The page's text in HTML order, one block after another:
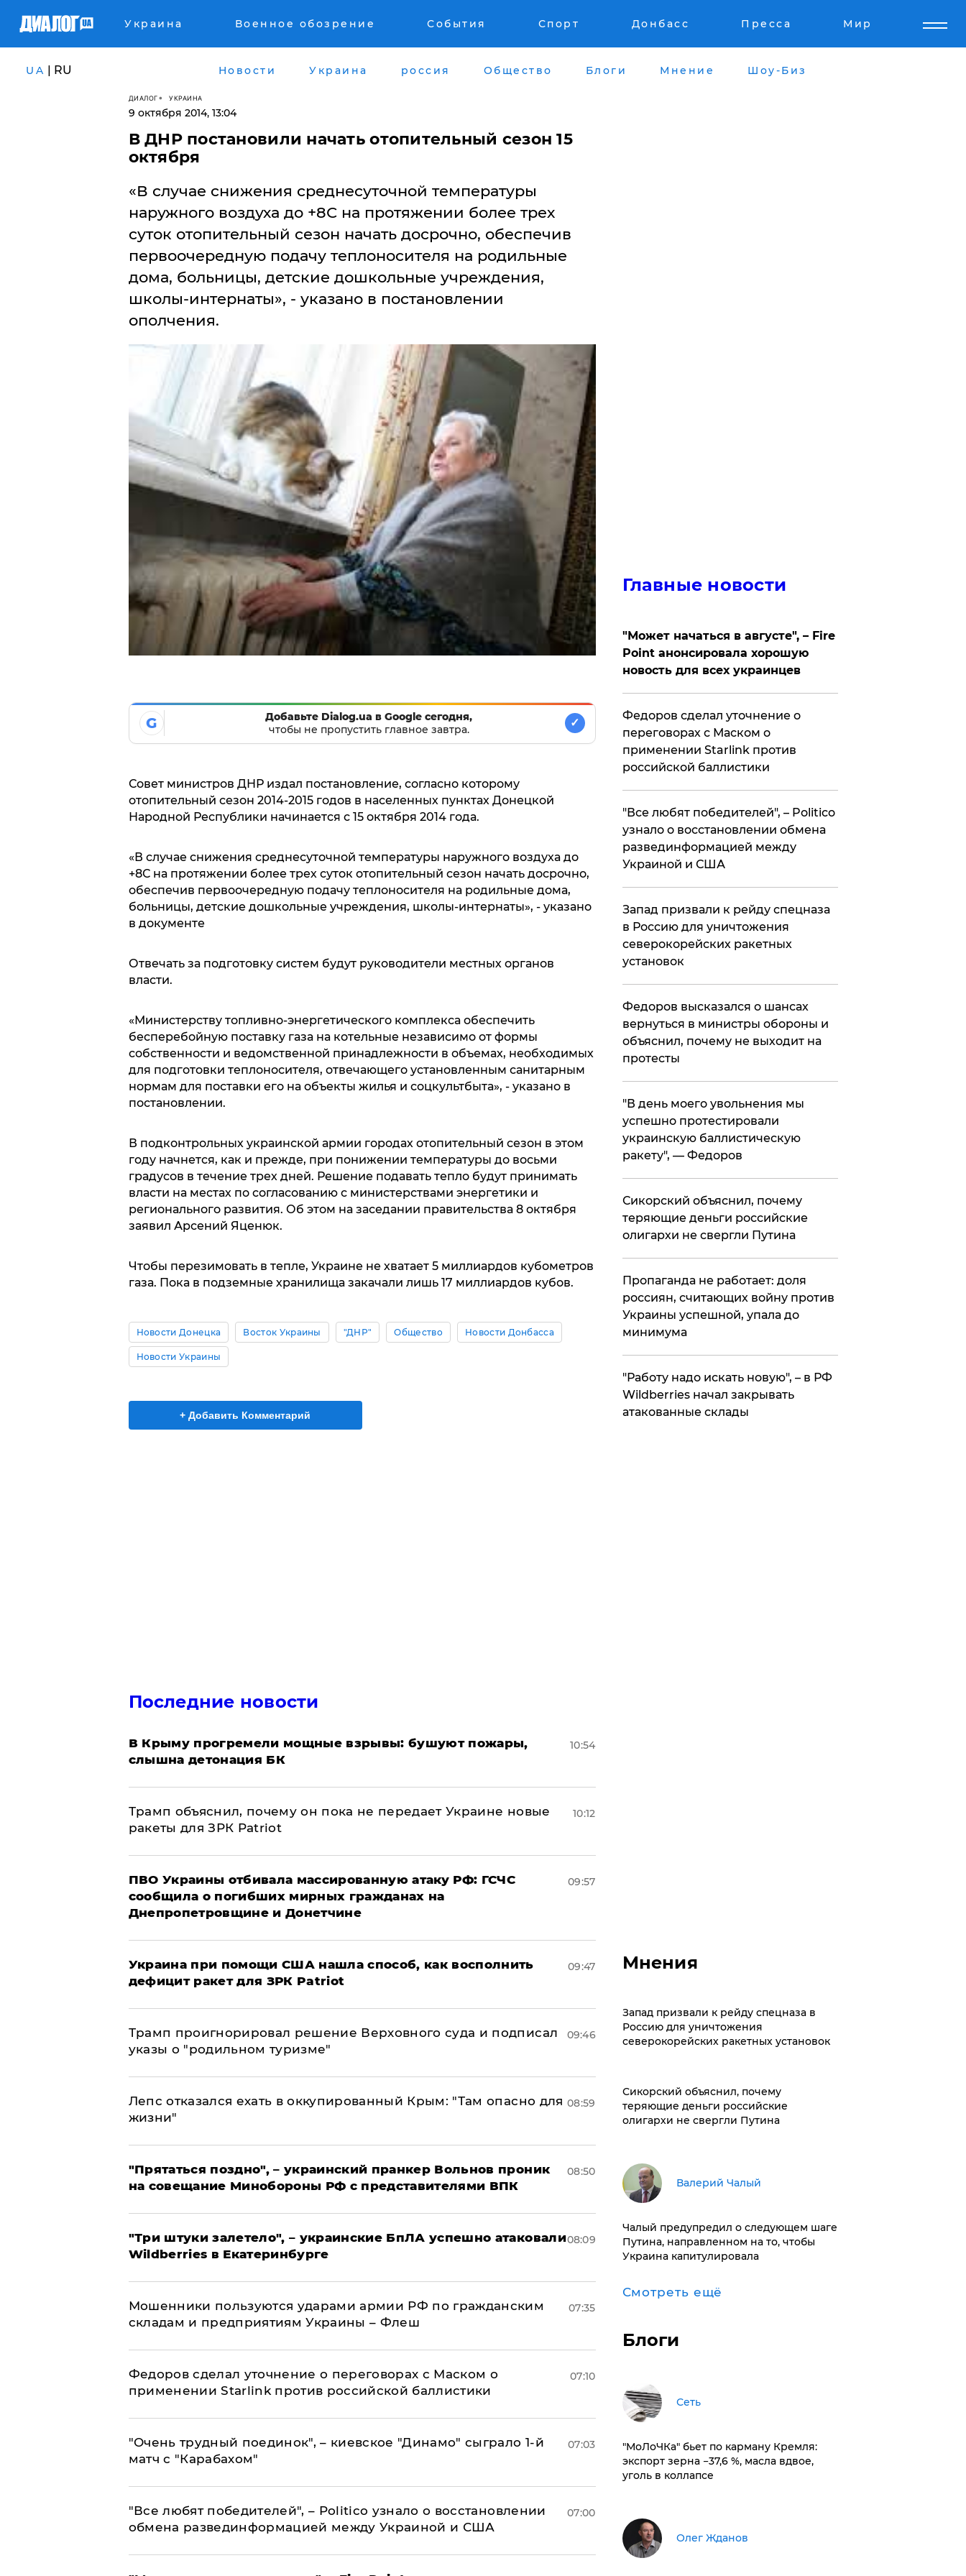
Украина Военное обозрение События Спорт Донбасс Пресса Мир
UA | RU Новости Украина россия Общество Блоги Мнение Шоу-Биз
ДИАЛОГ УКРАИНА
9 октября 2014, 13:04
​В ДНР постановили начать отопительный сезон 15
октября
«В случае снижения среднесуточной температуры
наружного воздуха до +8С на протяжении более трех
суток отопительный сезон начать досрочно, обеспечив
первоочередную подачу теплоносителя на родильные
дома, больницы, детские дошкольные учреждения,
школы-интернаты», - указано в постановлении
ополчения.
G
Добавьте Dialog.ua в Google сегодня,
чтобы не пропустить главное завтра.
✓
Совет министров ДНР издал постановление, согласно которому
отопительный сезон 2014-2015 годов в населенных пунктах Донецкой
Народной Республики начинается с 15 октября 2014 года.
«В случае снижения среднесуточной температуры наружного воздуха до
+8С на протяжении более трех суток отопительный сезон начать досрочно,
обеспечив первоочередную подачу теплоносителя на родильные дома,
больницы, детские дошкольные учреждения, школы-интернаты», - указано
в документе
Отвечать за подготовку систем будут руководители местных органов
власти.
«Министерству топливно-энергетического комплекса обеспечить
бесперебойную поставку газа на котельные независимо от формы
собственности и ведомственной принадлежности в объемах, необходимых
для подготовки теплоносителя, отвечающего установленным санитарным
нормам для поставки его на объекты жилья и соцкультбыта», - указано в
постановлении.
В подконтрольных украинской армии городах отопительный сезон в этом
году начнется, как и прежде, при понижении температуры до восьми
градусов в течение трех дней. Решение подавать тепло будут принимать
власти на местах по согласованию с министерствами энергетики и
регионального развития. Об этом на заседании правительства 8 октября
заявил Арсений Яценюк.
Чтобы перезимовать в тепле, Украине не хватает 5 миллиардов кубометров
газа. Пока в подземные хранилища закачали лишь 17 миллиардов кубов.
Новости Донецка Восток Украины "ДНР" Общество Новости Донбасса
Новости Украины
+ Добавить Комментарий
Последние новости
В Крыму прогремели мощные взрывы: бушуют пожары,
слышна детонация БК
10:54
Трамп объяснил, почему он пока не передает Украине новые
ракеты для ЗРК Patriot
10:12
ПВО Украины отбивала массированную атаку РФ: ГСЧС
сообщила о погибших мирных гражданах на
Днепропетровщине и Донетчине
09:57
Украина при помощи США нашла способ, как восполнить
дефицит ракет для ЗРК Patriot
09:47
Трамп проигнорировал решение Верховного суда и подписал
указы о "родильном туризме"
09:46
Лепс отказался ехать в оккупированный Крым: "Там опасно для
жизни"
08:59
"Прятаться поздно", – украинский пранкер Вольнов проник
на совещание Минобороны РФ с представителями ВПК
08:50
"Три штуки залетело", – украинские БпЛА успешно атаковали
Wildberries в Екатеринбурге
08:09
Мошенники пользуются ударами армии РФ по гражданским
складам и предприятиям Украины – Флеш
07:35
Федоров сделал уточнение о переговорах с Маском о
применении Starlink против российской баллистики
07:10
"Очень трудный поединок", – киевское "Динамо" сыграло 1-й
матч с "Карабахом"
07:03
​"Все любят победителей", – Politico узнало о восстановлении
обмена развединформацией между Украиной и США
07:00
Главные новости
"Может начаться в августе", – Fire
Point анонсировала хорошую
новость для всех украинцев
Федоров сделал уточнение о
переговорах с Маском о
применении Starlink против
российской баллистики
​"Все любят победителей", – Politico
узнало о восстановлении обмена
развединформацией между
Украиной и США
Запад призвали к рейду спецназа
в Россию для уничтожения
северокорейских ракетных
установок
Федоров высказался о шансах
вернуться в министры обороны и
объяснил, почему не выходит на
протесты
​"В день моего увольнения мы
успешно протестировали
украинскую баллистическую
ракету", — Федоров
Сикорский объяснил, почему
теряющие деньги российские
олигархи не свергли Путина
​Пропаганда не работает: доля
россиян, считающих войну против
Украины успешной, упала до
минимума
"Работу надо искать новую", – в РФ
Wildberries начал закрывать
атакованные склады
Мнения
Запад призвали к рейду спецназа в
Россию для уничтожения
северокорейских ракетных установок
Сикорский объяснил, почему
теряющие деньги российские
олигархи не свергли Путина
Валерий Чалый
Чалый предупредил о следующем шаге
Путина, направленном на то, чтобы
Украина капитулировала
Смотреть ещё
Блоги
Сеть
​"МоЛоЧКа" бьет по карману Кремля:
экспорт зерна −37,6 %, масла вдвое,
уголь в коллапсе
Олег Жданов